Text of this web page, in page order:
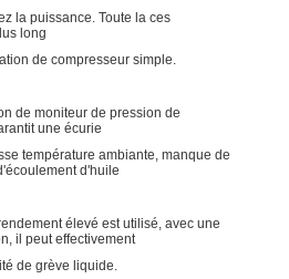
la puissance. Toute la ces
long
de compresseur simple.
de moniteur de pression de
une écurie
température ambiante, manque de
d'huile
élevé est utilisé, avec une
il peut effectivement
de grève liquide.